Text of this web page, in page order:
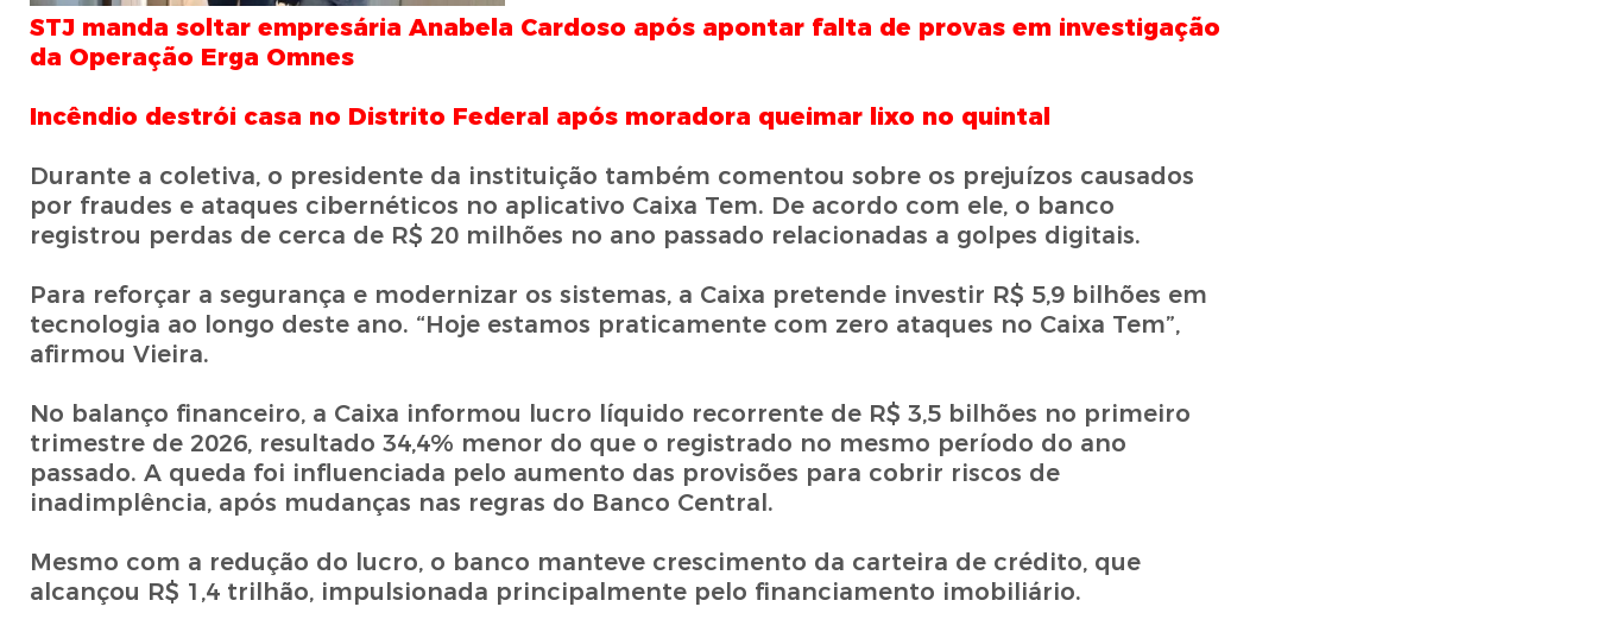
STJ manda soltar empresária Anabela Cardoso após apontar falta de provas em investigação
da Operação Erga Omnes
Incêndio destrói casa no Distrito Federal após moradora queimar lixo no quintal
Durante a coletiva, o presidente da instituição também comentou sobre os prejuízos causados
por fraudes e ataques cibernéticos no aplicativo Caixa Tem. De acordo com ele, o banco
registrou perdas de cerca de R$ 20 milhões no ano passado relacionadas a golpes digitais.
Para reforçar a segurança e modernizar os sistemas, a Caixa pretende investir R$ 5,9 bilhões em
tecnologia ao longo deste ano. “Hoje estamos praticamente com zero ataques no Caixa Tem”,
afirmou Vieira.
No balanço financeiro, a Caixa informou lucro líquido recorrente de R$ 3,5 bilhões no primeiro
trimestre de 2026, resultado 34,4% menor do que o registrado no mesmo período do ano
passado. A queda foi influenciada pelo aumento das provisões para cobrir riscos de
inadimplência, após mudanças nas regras do Banco Central.
Mesmo com a redução do lucro, o banco manteve crescimento da carteira de crédito, que
alcançou R$ 1,4 trilhão, impulsionada principalmente pelo financiamento imobiliário.